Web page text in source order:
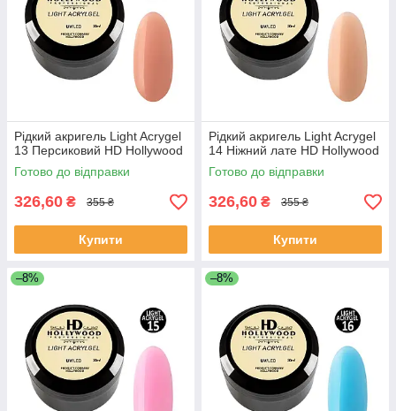
Рідкий акригель Light Acrygel
13 Персиковий HD Hollywood
Готово до відправки
326,60 ₴ 355 ₴
Купити
Рідкий акригель Light Acrygel
14 Ніжний лате HD Hollywood
Готово до відправки
326,60 ₴ 355 ₴
Купити
–8% –8%